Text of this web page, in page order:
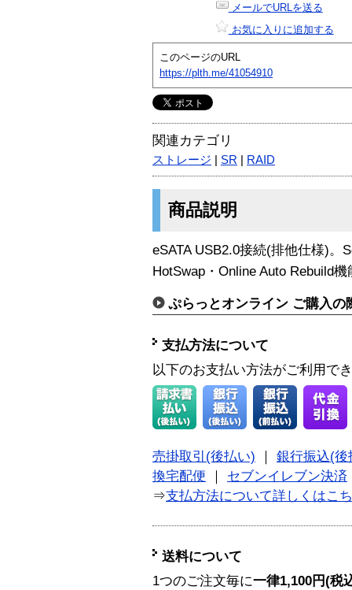
メールでURLを送る
お気に入りに追加する
このページのURL
https://plth.me/41054910
関連カテゴリ
ストレージ SR RAID
商品説明
eSATA USB2.0接続(排他仕様)。
HotSwap・Online Auto Rebuild機
ぷらっとオンライン ご購入の
支払方法について
以下のお支払い方法がご利用で
売掛取引(後払い)
銀行振込(後
換宅配便
セブンイレブン決済
⇒支払方法について詳しくはこ
送料について
1つのご注文毎に一律1,100円(税